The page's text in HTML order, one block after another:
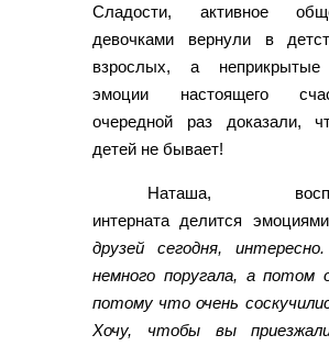
Сладости, активное
девочками вернули в
взрослых, а неприкрытые
эмоции настоящего
очередной раз доказали,
детей не бывает!
Наташа,
интерната делится
друзей сегодня,
немного поругала, а потом
потому что очень
Хочу, чтобы вы